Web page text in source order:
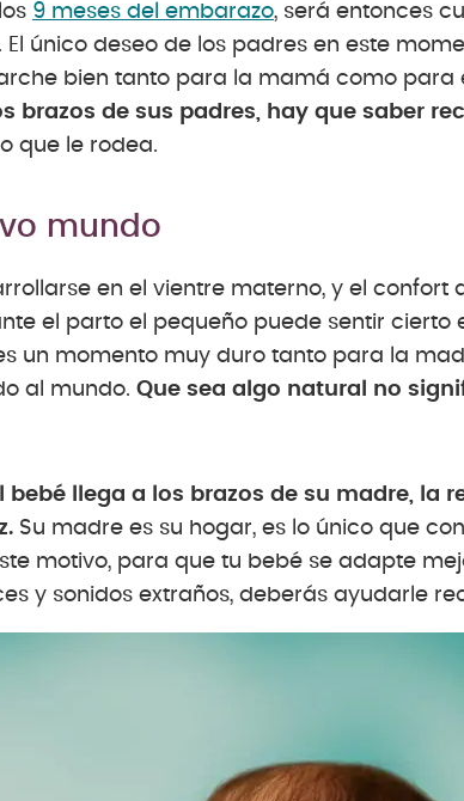
9 meses del embarazo, será entonces
único deseo de los padres en este
bien tanto para la mamá como para
brazos de sus padres, hay que saber
que le rodea.
mundo
en el vientre materno, y el confort
el parto el pequeño puede sentir cierto
un momento muy duro tanto para la
al mundo. Que sea algo natural no
bebé llega a los brazos de su madre, la
Su madre es su hogar, es lo único que
motivo, para que tu bebé se adapte
y sonidos extraños, deberás ayudarle